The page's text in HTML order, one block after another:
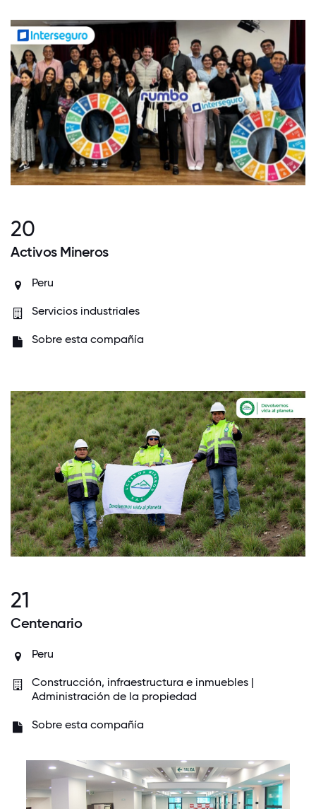
20
Activos Mineros
Peru
Servicios industriales
Sobre esta compañía
21
Centenario
Peru
Construcción, infraestructura e inmuebles |
Administración de la propiedad
Sobre esta compañía